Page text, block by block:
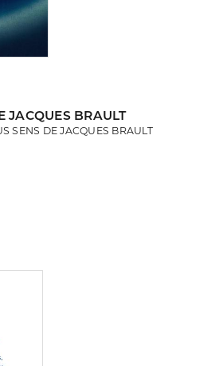
JACQUES BRAULT
SENS DE JACQUES BRAULT